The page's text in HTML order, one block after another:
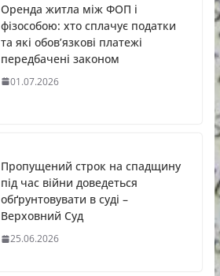
Оренда житла між ФОП і
фізособою: хто сплачує податки
та які обов’язкові платежі
передбачені законом
01.07.2026
Пропущений строк на спадщину
під час війни доведеться
обґрунтовувати в суді –
Верховний Суд
25.06.2026